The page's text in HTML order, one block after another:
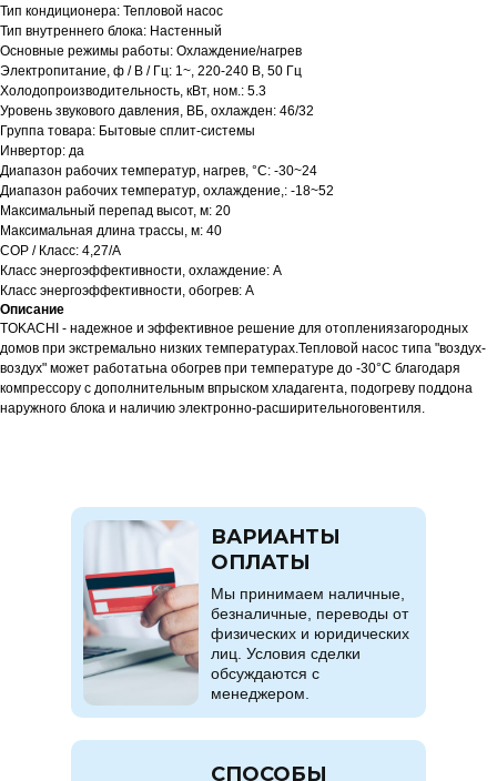
Тип кондиционера: Тепловой насос
Тип внутреннего блока: Настенный
Основные режимы работы: Охлаждение/нагрев
Электропитание, ф / В / Гц: 1~, 220-240 В, 50 Гц
Холодопроизводительность, кВт, ном.: 5.3
Уровень звукового давления, ВБ, охлажден: 46/32
Группа товара: Бытовые сплит-системы
Инвертор: да
Диапазон рабочих температур, нагрев, °C: -30~24
Диапазон рабочих температур, охлаждение,: -18~52
Максимальный перепад высот, м: 20
Максимальная длина трассы, м: 40
COP / Класс: 4,27/А
Класс энергоэффективности, охлаждение: A
Класс энергоэффективности, обогрев: A
Описание
TOKACHI - надежное и эффективное решение для отоплениязагородных
домов при экстремально низких температурах.Тепловой насос типа "воздух-
воздух" может работатьна обогрев при температуре до -30°C благодаря
компрессору с дополнительным впрыском хладагента, подогреву поддона
наружного блока и наличию электронно-расширительноговентиля.
Мы принимаем наличные,
безналичные, переводы от
физических и юридических
лиц. Условия сделки
обсуждаются с
менеджером.
ВАРИАНТЫ
ОПЛАТЫ
СПОСОБЫ